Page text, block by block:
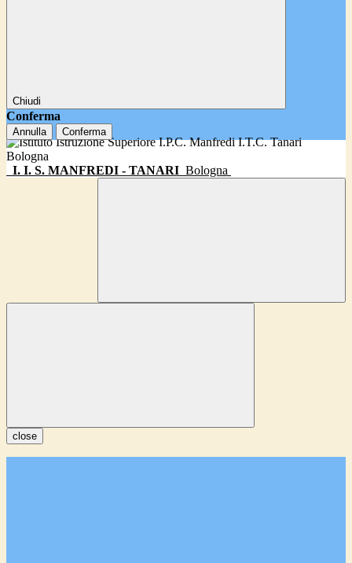
Chiudi
Conferma
Annulla Conferma
I. I. S. MANFREDI - TANARI Bologna
close